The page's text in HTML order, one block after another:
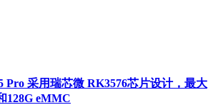
Pro 采用瑞芯微 RK3576芯片设计，最大
128G eMMC